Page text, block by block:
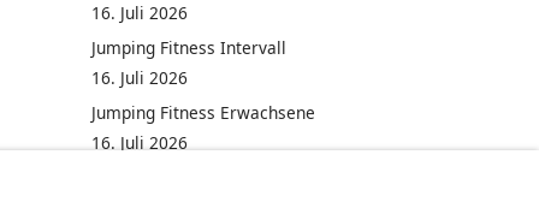
16. Juli 2026
Jumping Fitness Intervall
16. Juli 2026
Jumping Fitness Erwachsene
16. Juli 2026